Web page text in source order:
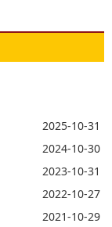
2025-10-31
2024-10-30
2023-10-31
2022-10-27
2021-10-29